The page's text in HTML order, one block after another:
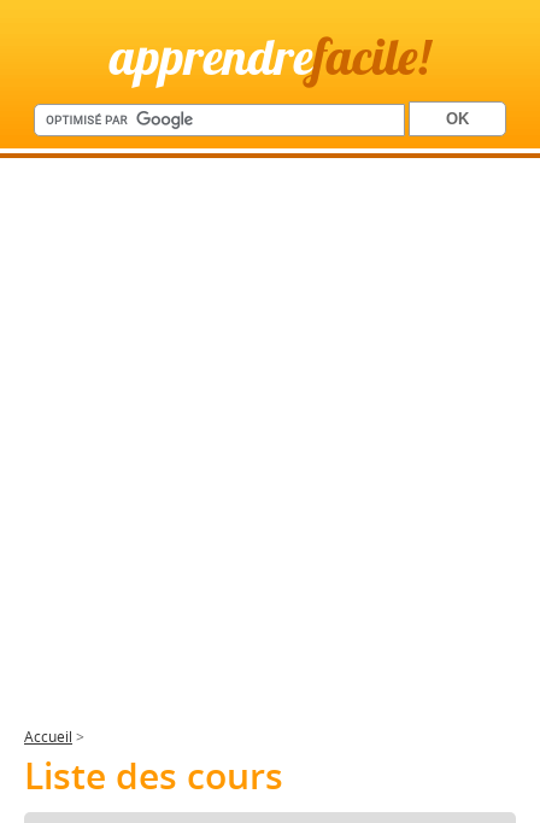
apprendrefacile!
Accueil >
Liste des cours